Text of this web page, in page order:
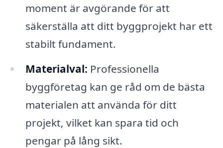
moment är avgörande för att
säkerställa att ditt byggprojekt har ett
stabilt fundament.
Materialval: Professionella
byggföretag kan ge råd om de bästa
materialen att använda för ditt
projekt, vilket kan spara tid och
pengar på lång sikt.